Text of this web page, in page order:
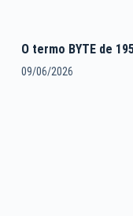
O termo BYTE de
09/06/2026